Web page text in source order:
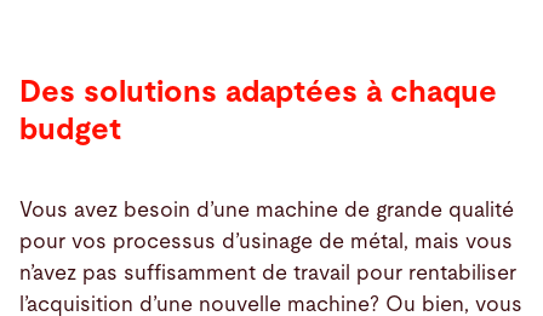
Des solutions adaptées à chaque
budget
Vous avez besoin d’une machine de grande qualité
pour vos processus d’usinage de métal, mais vous
n’avez pas suffisamment de travail pour rentabiliser
l’acquisition d’une nouvelle machine? Ou bien, vous